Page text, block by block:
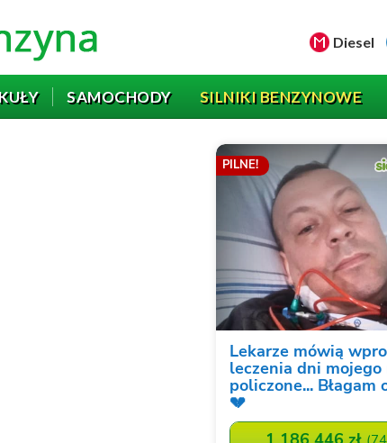
Diesel
SAMOCHODY SILNIKI BENZYNOWE